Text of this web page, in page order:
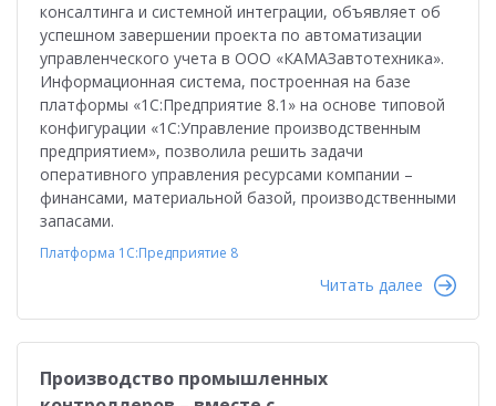
консалтинга и системной интеграции, объявляет об
успешном завершении проекта по автоматизации
управленческого учета в ООО «КАМАЗавтотехника».
Информационная система, построенная на базе
платформы «1С:Предприятие 8.1» на основе типовой
конфигурации «1С:Управление производственным
предприятием», позволила решить задачи
оперативного управления ресурсами компании –
финансами, материальной базой, производственными
запасами.
Платформа 1С:Предприятие 8
Читать далее
Производство промышленных